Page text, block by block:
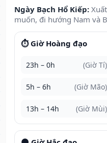
Ngày Bạch Hổ Kiếp:
muốn, đi hướng Nam và
⏱️ Giờ Hoàng đạo
23h – 0h (Giờ Tí)
5h – 6h (Giờ Mão)
13h – 14h (Giờ Mùi)